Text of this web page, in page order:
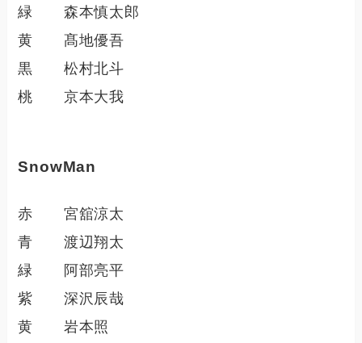
緑 森本慎太郎
黄 髙地優吾
黒 松村北斗
桃 京本大我
SnowMan
赤 宮舘涼太
青 渡辺翔太
緑 阿部亮平
紫 深沢辰哉
黄 岩本照